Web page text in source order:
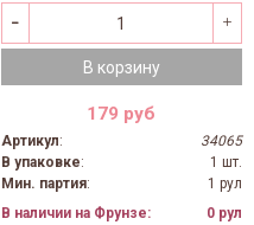
В корзину
179 руб
Артикул:
34065
В упаковке:
1 шт.
Мин. партия:
1 рул
В наличии на Фрунзе:
0 рул